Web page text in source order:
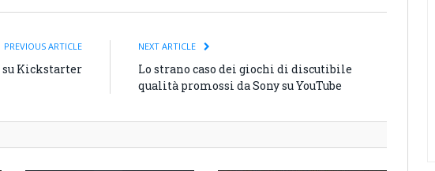
PREVIOUS ARTICLE
su Kickstarter
NEXT ARTICLE
Lo strano caso dei giochi di discutibile
qualità promossi da Sony su YouTube